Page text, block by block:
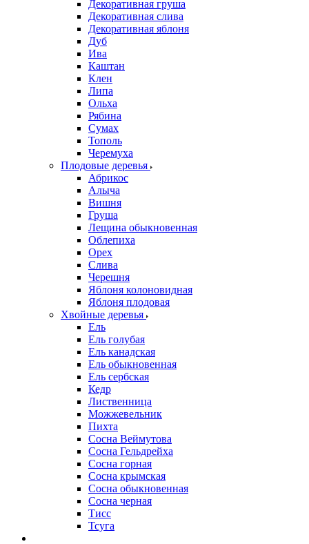
Декоративная груша
Декоративная слива
Декоративная яблоня
Дуб
Ива
Каштан
Клен
Липа
Ольха
Рябина
Сумах
Тополь
Черемуха
Плодовые деревья
Абрикос
Алыча
Вишня
Груша
Лещина обыкновенная
Облепиха
Орех
Слива
Черешня
Яблоня колоновидная
Яблоня плодовая
Хвойные деревья
Ель
Ель голубая
Ель канадская
Ель обыкновенная
Ель сербская
Кедр
Лиственница
Можжевельник
Пихта
Сосна Веймутова
Сосна Гельдрейха
Сосна горная
Сосна крымская
Сосна обыкновенная
Сосна черная
Тисс
Тсуга